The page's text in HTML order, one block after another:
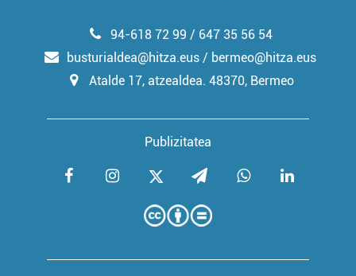
Publizitatea
94-618 72 99 / 647 35 56 54
busturialdea@hitza.eus / bermeo@hitza.eus
Atalde 17, atzealdea. 48370, Bermeo